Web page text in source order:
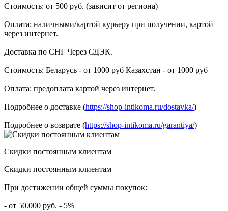
Стоимость: от 500 руб. (зависит от региона)
Оплата: наличными/картой курьеру при получении, картой
через интернет.
Доставка по СНГ Через СДЭК.
Стоимость: Беларусь - от 1000 руб Казахстан - от 1000 руб
Оплата: предоплата картой через интернет.
Подробнее о доставке (https://shop-intikoma.ru/dostavka/)
Подробнее о возврате (https://shop-intikoma.ru/garantiya/)
Скидки постоянным клиентам
Скидки постоянным клиентам
При достижении общей суммы покупок:
- от 50.000 руб. - 5%